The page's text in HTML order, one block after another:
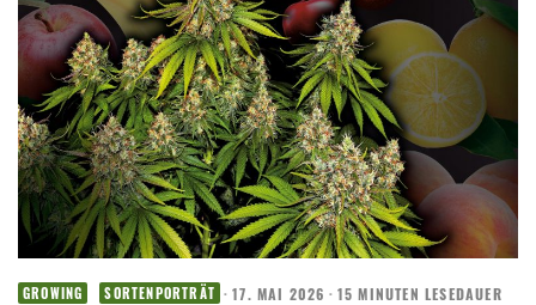
GROWING SORTENPORTRÄT · 17. MAI 2026 · 15 MINUTEN LESEDAUER